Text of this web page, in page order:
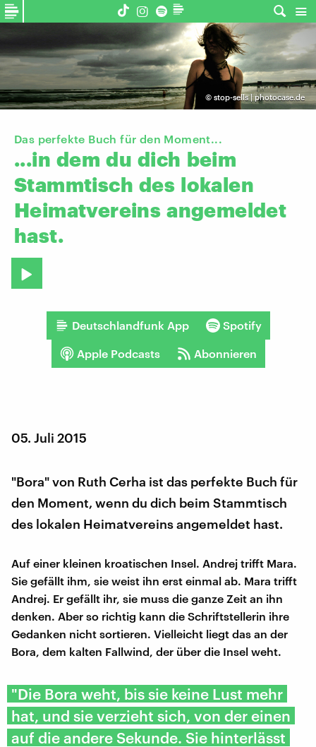
© stop-sells | photocase.de
Das perfekte Buch für den Moment...
...in dem du dich beim
Stammtisch des lokalen
Heimatvereins angemeldet
hast.
Deutschlandfunk App Spotify
Apple Podcasts Abonnieren
05. Juli 2015
"Bora" von Ruth Cerha ist das perfekte Buch für
den Moment, wenn du dich beim Stammtisch
des lokalen Heimatvereins angemeldet hast.
Auf einer kleinen kroatischen Insel. Andrej trifft Mara.
Sie gefällt ihm, sie weist ihn erst einmal ab. Mara trifft
Andrej. Er gefällt ihr, sie muss die ganze Zeit an ihn
denken. Aber so richtig kann die Schriftstellerin ihre
Gedanken nicht sortieren. Vielleicht liegt das an der
Bora, dem kalten Fallwind, der über die Insel weht.
"Die Bora weht, bis sie keine Lust mehr
hat, und sie verzieht sich, von der einen
auf die andere Sekunde. Sie hinterlässt